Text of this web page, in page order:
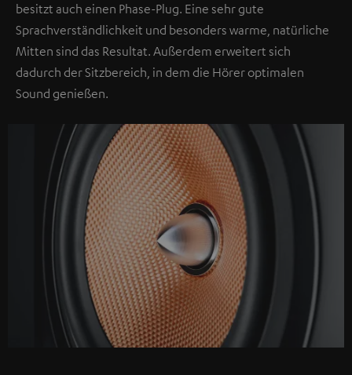
besitzt auch einen Phase-Plug. Eine sehr gute
Sprachverständlichkeit und besonders warme, natürliche
Mitten sind das Resultat. Außerdem erweitert sich
dadurch der Sitzbereich, in dem die Hörer optimalen
Sound genießen.